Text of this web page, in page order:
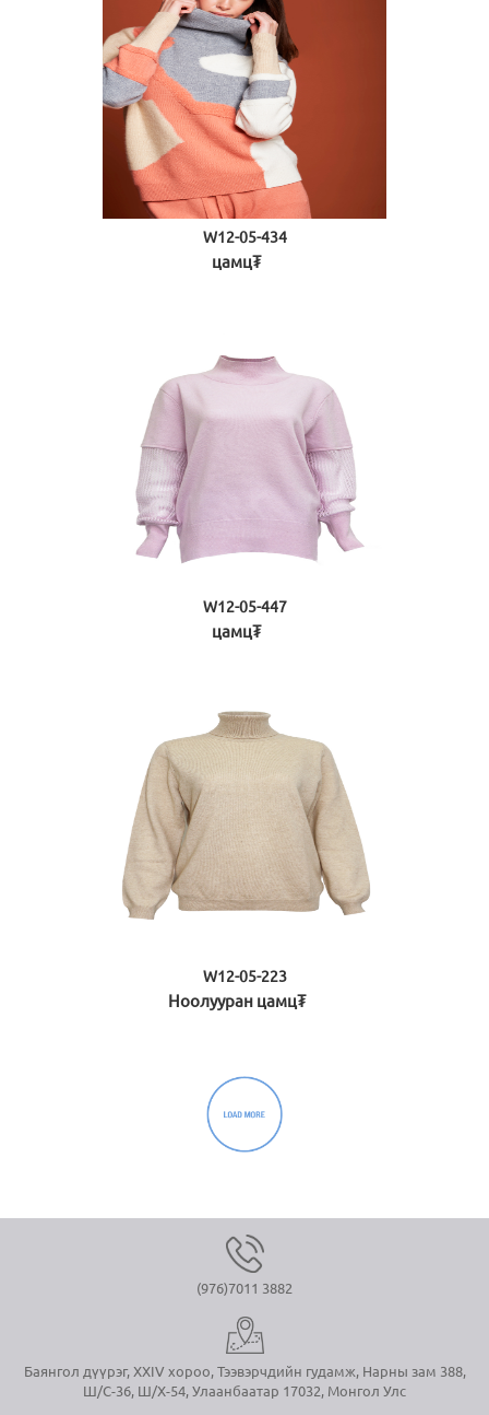
W12-05-434
цамц₮
W12-05-447
цамц₮
W12-05-223
Ноолууран цамц₮
(976)7011 3882
Баянгол дүүрэг, XXIV хороо, Тээвэрчдийн гудамж, Нарны зам 388,
Ш/С-36, Ш/Х-54, Улаанбаатар 17032, Монгол Улс